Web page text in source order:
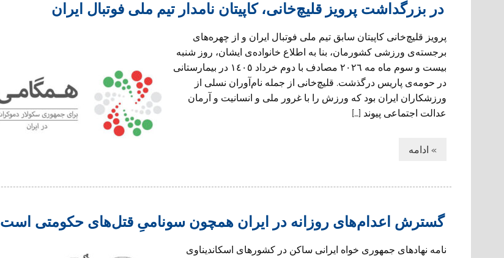
در بزرگداشت پرویز قلیچ‌خانی، کاپیتان نامدار تیم ملی فوتبال ایران
پرویز قلیچ‌خانی کاپیتان سابق تیم ملی فوتبال ایران و از چهره‌های
برجسته‌ی ورزشی کشورمان، بنا به اطلاع خانواده‌ی ایشان،‌ روز شنبه
بيست و سوم ماه مه ٢٠٢٦ مصادف با دوم خرداد ١٤٠٥ در بيمارستانی
در حومه‌ی پاريس درگذشت. قلیچ‌خانی از جمله نام‌آوران نسلی از
ورزشکاران ایران بود که ورزش را با غرور ملی و انسانیت و آرمان
عدالت اجتماعی پیوند […]
» ادامه
گسترش اعدام‌های روزانه در ایران همچون سونامیِ قتل‌های حکومتی است
نامه نهادهای جمهوری خواه ایرانی ساکن در کشورهای اسکاندیناوی